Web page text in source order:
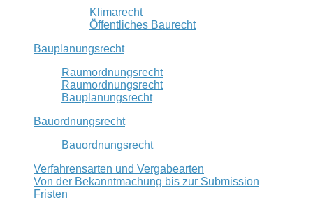
Klimarecht
Öffentliches Baurecht
Bauplanungsrecht
Raumordnungsrecht
Raumordnungsrecht
Bauplanungsrecht
Bauordnungsrecht
Bauordnungsrecht
Verfahrensarten und Vergabearten
Von der Bekanntmachung bis zur Submission
Fristen